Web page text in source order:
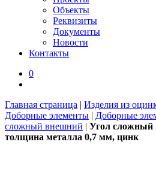
Объекты
Реквизиты
Документы
Новости
Контакты
0
Главная страница | Изделия из
Доборные элементы | Доборные
сложный внешний | Угол сложный
толщина металла 0,7 мм, цинк